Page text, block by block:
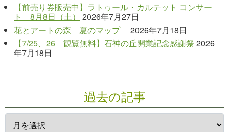
【前売り券販売中】ラトゥール・カルテット コンサー
ト 8月8日（土）
2026年7月27日
花とアートの森 夏のマップ
2026年7月18日
【7/25、26 観覧無料】石神の丘開業記念感謝祭 2026
年7月18日
過去の記事